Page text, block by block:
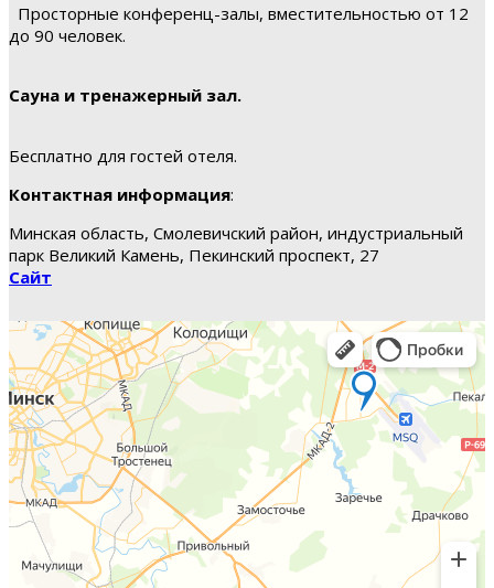
Просторные конференц-залы, вместительностью от 12
до 90 человек.
Сауна и тренажерный зал.
Бесплатно для гостей отеля.
Контактная информация:
Минская область, Смолевичский район, индустриальный
парк Великий Камень, Пекинский проспект, 27
Сайт